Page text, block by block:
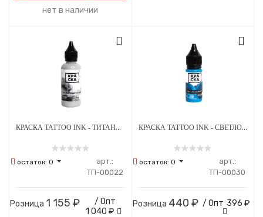
нет в наличии
КРАСКА TATTOO INK - ТИТАНОВЫЙ СЕРЫЙ
остаток: 0
арт.:
ТП-00022
Розница 1 155 ₽
/ Опт
1 040 ₽
КРАСКА TATTOO INK - СВЕТЛО-СИНИЙ ВАСИЛЕК
остаток:0
арт.:
ТП-00030
Розница 440 ₽ / Опт 396 ₽